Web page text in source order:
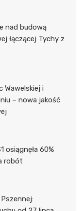
nad budową
łączącej Tychy z
Wawelskiej i
– nowa jakość
osiągnęła 60%
robót